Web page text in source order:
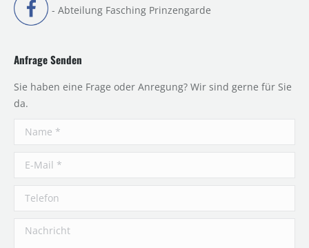
- Abteilung Fasching Prinzengarde
Anfrage Senden
Sie haben eine Frage oder Anregung? Wir sind gerne für Sie
da.
Name *
E-Mail *
Telefon
Nachricht